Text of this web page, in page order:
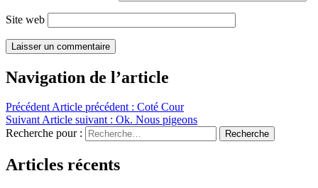
Site web
Navigation de l’article
PrécédentArticle précédent : Coté Cour
SuivantArticle suivant : Ok. Nous pigeons
Recherche pour :
Recherche
Articles récents